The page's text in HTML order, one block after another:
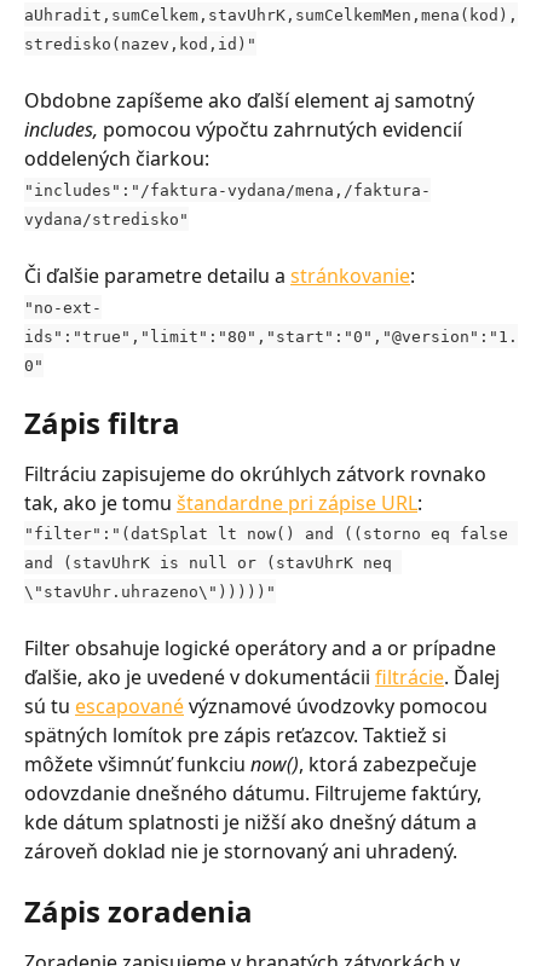
aUhradit,sumCelkem,stavUhrK,sumCelkemMen,mena(kod),
stredisko(nazev,kod,id)"
Obdobne zapíšeme ako ďalší element aj samotný
includes, pomocou výpočtu zahrnutých evidencií
oddelených čiarkou:
"includes":"/faktura-vydana/mena,/faktura-
vydana/stredisko"
Či ďalšie parametre detailu a stránkovanie:
"no-ext-
ids":"true","limit":"80","start":"0","@version":"1.
0"
Zápis filtra
Filtráciu zapisujeme do okrúhlych zátvork rovnako
tak, ako je tomu štandardne pri zápise URL:
"filter":"(datSplat lt now() and ((storno eq false
and (stavUhrK is null or (stavUhrK neq
\"stavUhr.uhrazeno\")))))"
Filter obsahuje logické operátory and a or prípadne
ďalšie, ako je uvedené v dokumentácii filtrácie. Ďalej
sú tu escapované významové úvodzovky pomocou
spätných lomítok pre zápis reťazcov. Taktiež si
môžete všimnúť funkciu now(), ktorá zabezpečuje
odovzdanie dnešného dátumu. Filtrujeme faktúry,
kde dátum splatnosti je nižší ako dnešný dátum a
zároveň doklad nie je stornovaný ani uhradený.
Zápis zoradenia